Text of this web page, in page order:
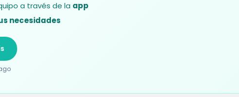
a través de la app
necesidades